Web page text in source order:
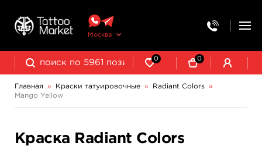
Москва
0 0
Главная » Краски татуировочные » Radiant Colors
»
Mango Yellow
Краска Radiant Colors